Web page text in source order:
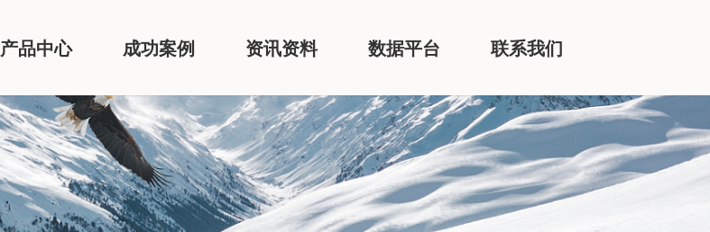
产品中心 成功案例 资讯资料 数据平台 联系我们